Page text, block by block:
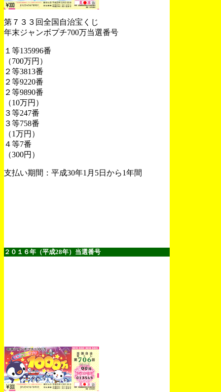
第７３３回全国自治宝くじ
年末ジャンボプチ700万当選番号
１等135996番
（700万円）
２等3813番
２等9220番
２等9890番
（10万円）
３等247番
３等758番
（1万円）
４等7番
（300円）
支払い期間：平成30年1月5日から1年間
２０１６年（平成28年）当選番号